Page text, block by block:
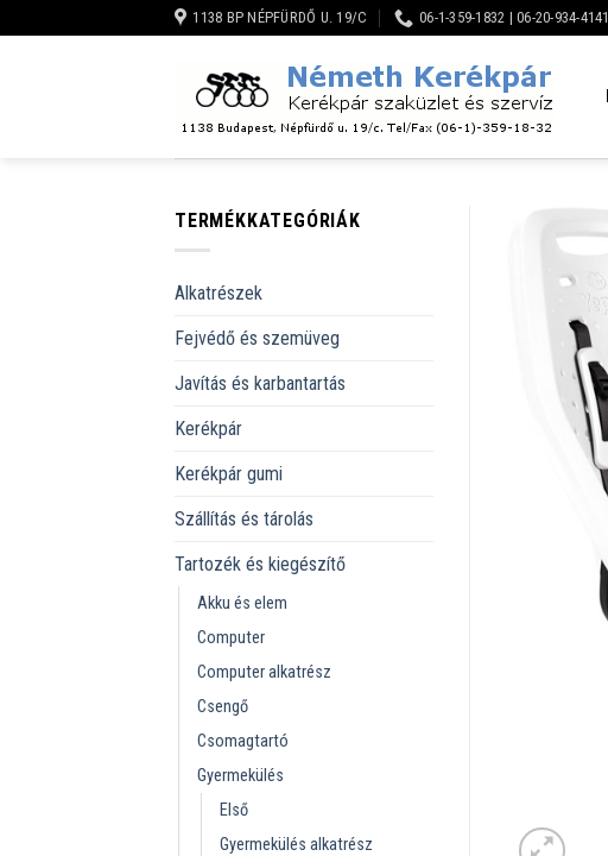
to
1138 BP NÉPFÜRDŐ U. 19/C 06-1-359-1832 | 06-20-934-4141
TERMÉKKATEGÓRIÁK
Alkatrészek
Fejvédő és szemüveg
Javítás és karbantartás
Kerékpár
Kerékpár gumi
Szállítás és tárolás
Tartozék és kiegészítő
Akku és elem
Computer
Computer alkatrész
Csengő
Csomagtartó
Gyermekülés
Első
Gyermekülés alkatrész